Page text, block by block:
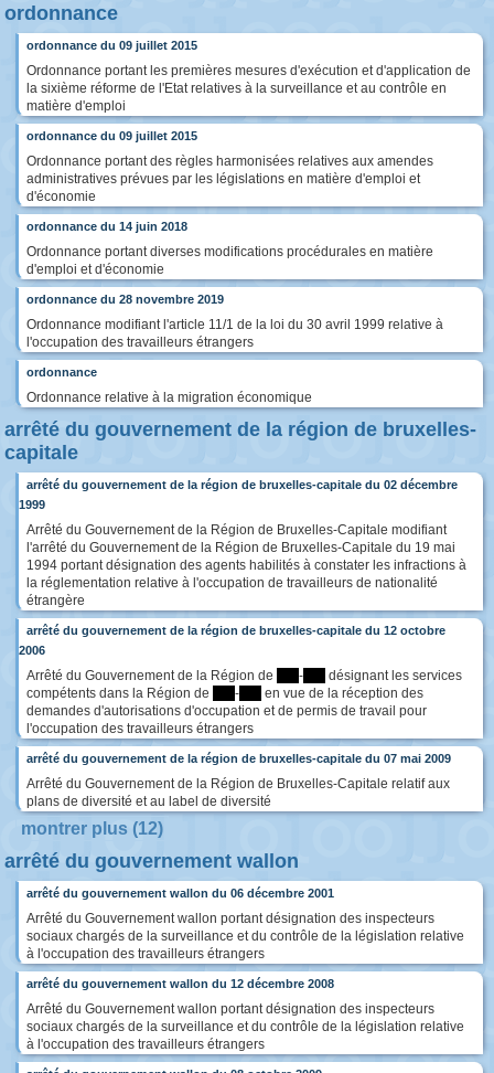
ordonnance
ordonnance du 09 juillet 2015
Ordonnance portant les premières mesures d'exécution et d'application de
la sixième réforme de l'Etat relatives à la surveillance et au contrôle en
matière d'emploi
ordonnance du 09 juillet 2015
Ordonnance portant des règles harmonisées relatives aux amendes
administratives prévues par les législations en matière d'emploi et
d'économie
ordonnance du 14 juin 2018
Ordonnance portant diverses modifications procédurales en matière
d'emploi et d'économie
ordonnance du 28 novembre 2019
Ordonnance modifiant l'article 11/1 de la loi du 30 avril 1999 relative à
l'occupation des travailleurs étrangers
ordonnance
Ordonnance relative à la migration économique
arrêté du gouvernement de la région de bruxelles-
capitale
arrêté du gouvernement de la région de bruxelles-capitale du 02 décembre
1999
Arrêté du Gouvernement de la Région de Bruxelles-Capitale modifiant
l'arrêté du Gouvernement de la Région de Bruxelles-Capitale du 19 mai
1994 portant désignation des agents habilités à constater les infractions à
la réglementation relative à l'occupation de travailleurs de nationalité
étrangère
arrêté du gouvernement de la région de bruxelles-capitale du 12 octobre
2006
Arrêté du Gouvernement de la Région de -
désignant les services
compétents dans la Région de
-
en vue de la réception des
demandes d'autorisations d'occupation et de permis de travail pour
l'occupation des travailleurs étrangers
arrêté du gouvernement de la région de bruxelles-capitale du 07 mai 2009
Arrêté du Gouvernement de la Région de Bruxelles-Capitale relatif aux
plans de diversité et au label de diversité
montrer plus (12)
arrêté du gouvernement wallon
arrêté du gouvernement wallon du 06 décembre 2001
Arrêté du Gouvernement wallon portant désignation des inspecteurs
sociaux chargés de la surveillance et du contrôle de la législation relative
à l'occupation des travailleurs étrangers
arrêté du gouvernement wallon du 12 décembre 2008
Arrêté du Gouvernement wallon portant désignation des inspecteurs
sociaux chargés de la surveillance et du contrôle de la législation relative
à l'occupation des travailleurs étrangers